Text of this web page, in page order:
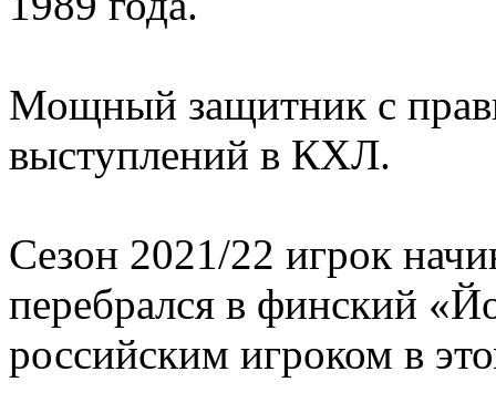
Мощный защитник с
выступлений в КХЛ.
Сезон 2021/22 игрок
перебрался в финский
российским игроком в